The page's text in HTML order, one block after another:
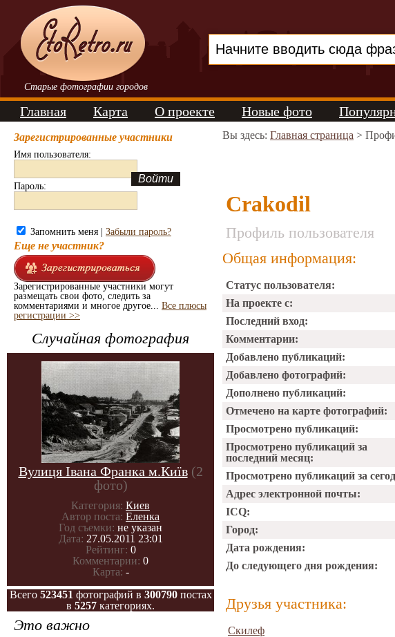
Старые фотографии городов
Главная Карта О проекте Новые фото
Зарегистрированные участники
Имя пользователя:
Пароль:
Запомнить меня | Забыли пароль?
Еще не участник?
Зарегистрированные участники могут
размещать свои фото, следить за
комментариями и многое другое... Все плюсы
регистрации >>
Случайная фотография
Вулиця Івана Франка м.Київ (2
фото)
Категория: Киев
Автор поста: Еленка
Год съемки: не указан
Дата: 27.05.2011 23:01
Рейтинг: 0
Комментарии: 0
Карта: -
Всего 523451 фотографий в 300790постах
в 5257 категориях.
Это важно
Вы здесь: Главная страница >
Crakodil
Профиль пользователя
Общая информация:
Статус пользователя:
На проекте с:
Последний вход:
Комментарии:
Добавлено публикаций:
Добавлено фотографий:
Дополнено публикаций:
Отмечено на карте фотографий:
Просмотрено публикаций:
Просмотрено публикаций за
последний месяц:
Просмотрено публикаций за
Адрес электронной почты:
ICQ:
Город:
Дата рождения:
До следующего дня рождения:
Друзья участника:
Скилеф